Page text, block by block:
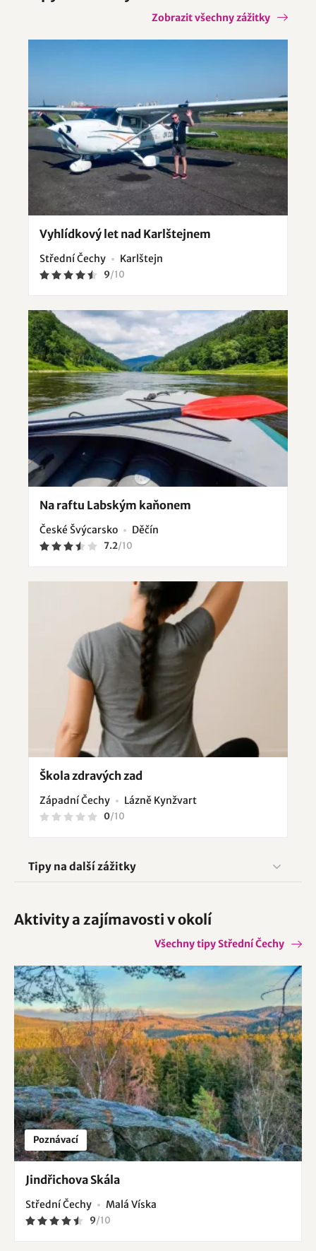
Zobrazit všechny zážitky
Vyhlídkový let nad Karlštejnem
Střední Čechy Karlštejn
9/10
Na raftu Labským kaňonem
České Švýcarsko Děčín
7.2/10
Škola zdravých zad
Západní Čechy Lázně Kynžvart
0/10
Tipy na další zážitky
Aktivity a zajímavosti v okolí
Všechny tipy Střední Čechy
Poznávací
Jindřichova Skála
Střední Čechy Malá Víska
9/10